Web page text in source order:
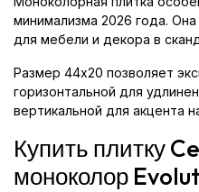
минимализма 2026 года.
для мебели и декора в
Размер 44x20 позволяет
горизонтальной для
вертикальной для акцента
Купить плитку
моноколор